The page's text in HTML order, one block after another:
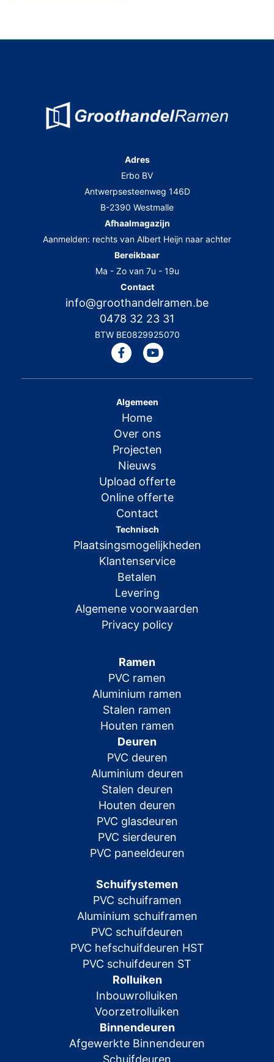
Adres
Erbo BV
Antwerpsesteenweg 146D
B-2390 Westmalle
Afhaalmagazijn
Aanmelden: rechts van Albert Heijn naar achter
Bereikbaar
Ma - Zo van 7u - 19u
Contact
info@groothandelramen.be
0478 32 23 31
BTW BE0829925070
Algemeen
Home
Over ons
Projecten
Nieuws
Upload offerte
Online offerte
Contact
Technisch
Plaatsingsmogelijkheden
Klantenservice
Betalen
Levering
Algemene voorwaarden
Privacy policy
Ramen
PVC ramen
Aluminium ramen
Stalen ramen
Houten ramen
Deuren
PVC deuren
Aluminium deuren
Stalen deuren
Houten deuren
PVC glasdeuren
PVC sierdeuren
PVC paneeldeuren
Schuifystemen
PVC schuiframen
Aluminium schuiframen
PVC schuifdeuren
PVC hefschuifdeuren HST
PVC schuifdeuren ST
Rolluiken
Inbouwrolluiken
Voorzetrolluiken
Binnendeuren
Afgewerkte Binnendeuren
Schuifdeuren